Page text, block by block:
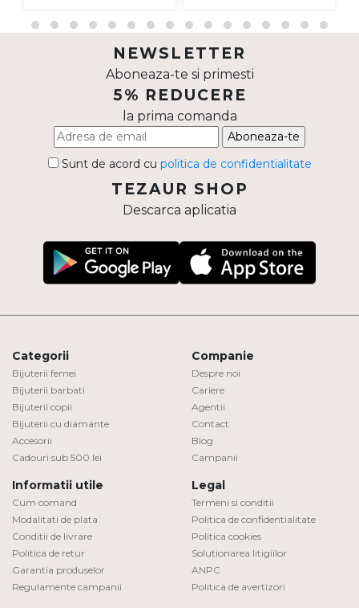
NEWSLETTER
Aboneaza-te si primesti
5% REDUCERE
la prima comanda
Aboneaza-te
Sunt de acord cu politica de confidentialitate
TEZAUR SHOP
Descarca aplicatia
Categorii
Bijuterii femei
Bijuterii barbati
Bijuterii copii
Bijuterii cu diamante
Accesorii
Cadouri sub 500 lei
Companie
Despre noi
Cariere
Agentii
Contact
Blog
Campanii
Informatii utile
Cum comand
Modalitati de plata
Conditii de livrare
Politica de retur
Garantia produselor
Regulamente campanii
Legal
Termeni si conditii
Politica de confidentialitate
Politica cookies
Solutionarea litigiilor
ANPC
Politica de avertizori